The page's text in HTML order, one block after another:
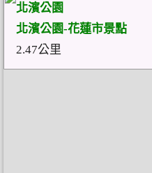
北濱公園
北濱公園-花蓮市景點
2.47公里